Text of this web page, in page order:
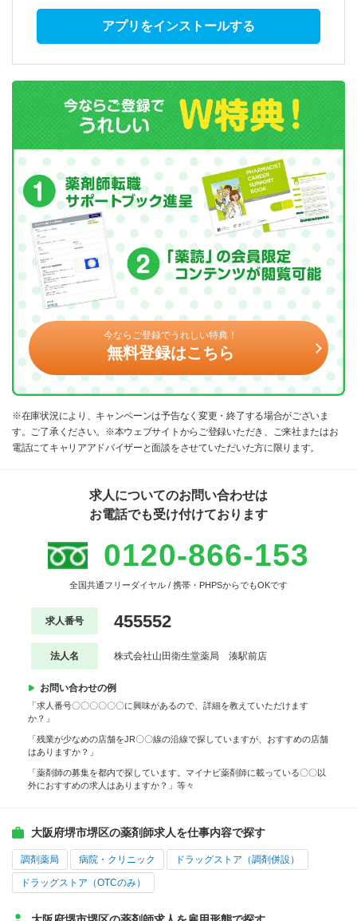
アプリをインストールする
今ならご登録でうれしい特典！
無料登録はこちら
※在庫状況により、キャンペーンは予告なく変更・終了する場合がございま
す。ご了承ください。※本ウェブサイトからご登録いただき、ご来社またはお
電話にてキャリアアドバイザーと面談をさせていただいた方に限ります。
求人についてのお問い合わせは
お電話でも受け付けております
0120-866-153
全国共通フリーダイヤル / 携帯・PHPSからでもOKです
求人番号 455552
法人名 株式会社山田衛生堂薬局 湊駅前店
お問い合わせの例
「求人番号〇〇〇〇〇〇に興味があるので、詳細を教えていただけます
か？」
「残業が少なめの店舗をJR〇〇線の沿線で探していますが、おすすめの店舗
はありますか？」
「薬剤師の募集を都内で探しています。マイナビ薬剤師に載っている〇〇以
外におすすめの求人はありますか？」等々
大阪府堺市堺区の薬剤師求人を仕事内容で探す
調剤薬局 病院・クリニック ドラッグストア（調剤併設）
ドラッグストア（OTCのみ）